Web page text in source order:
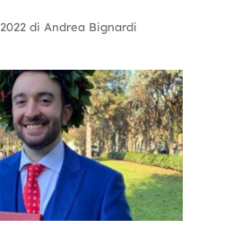
di Andrea Bignardi